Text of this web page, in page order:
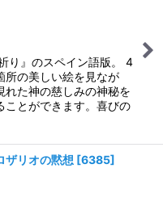
り』のスペイン語版。 4
所の美しい絵を見なが
れた神の慈しみの神秘を
ことができます。喜びの
ザリオの黙想 [6385]